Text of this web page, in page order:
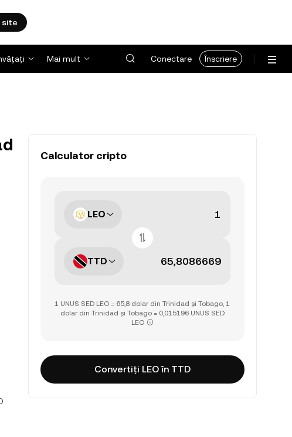
site
Mai mult Conectare Înscriere
Calculator cripto
LEO
TTD
1 UNUS SED LEO = 65,8 dolar din Trinidad și Tobago, 1
dolar din Trinidad și Tobago = 0,015196 UNUS SED
LEO
Convertiți LEO în TTD